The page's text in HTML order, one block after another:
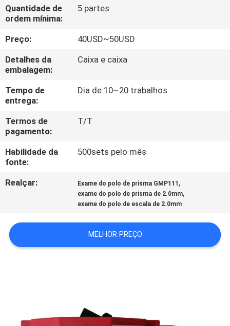
CONTROLE
DA
QUALIDADE
CONTACTE-
NOS
PEÇA
UMAS
CITAÇÕES
DO
SITE
Quantidade de
ordem mínima:
5 partes
Preço:
40USD~50USD
Detalhes da
embalagem:
Caixa e caixa
Tempo de
entrega:
Dia de 10~20 trabalhos
Termos de
pagamento:
T/T
Habilidade da
fonte:
500sets pelo mês
Realçar: Exame do polo de prisma GMP111 ,
exame do polo de prisma de 2.0mm,
exame do polo de escala de 2.0mm
MELHOR PREÇO